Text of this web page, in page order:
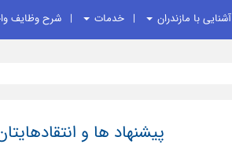
آشنایی با مازندران خدمات شرح وظایف
پیشنهاد ها و